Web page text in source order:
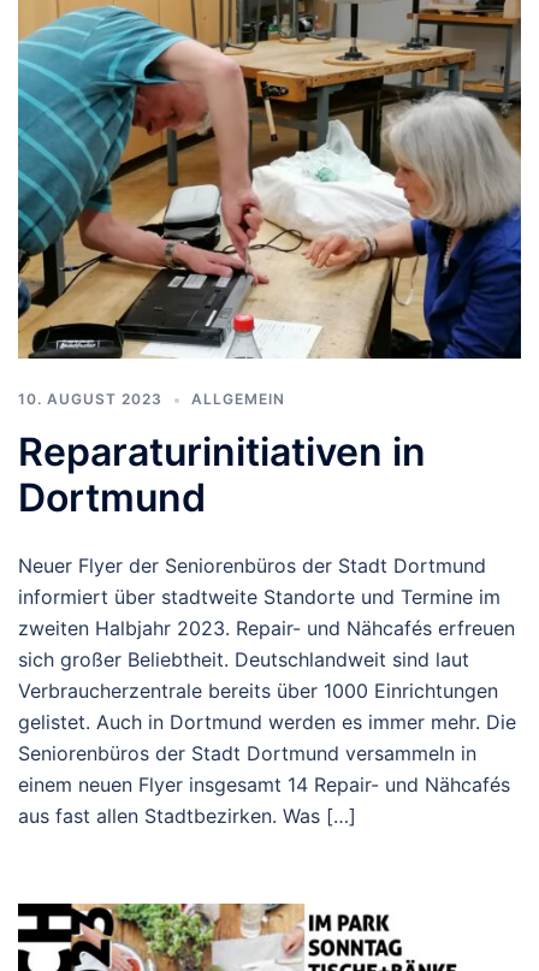
10. AUGUST 2023 ALLGEMEIN
Reparaturinitiativen in
Dortmund
Neuer Flyer der Seniorenbüros der Stadt Dortmund
informiert über stadtweite Standorte und Termine im
zweiten Halbjahr 2023. Repair- und Nähcafés erfreuen
sich großer Beliebtheit. Deutschlandweit sind laut
Verbraucherzentrale bereits über 1000 Einrichtungen
gelistet. Auch in Dortmund werden es immer mehr. Die
Seniorenbüros der Stadt Dortmund versammeln in
einem neuen Flyer insgesamt 14 Repair- und Nähcafés
aus fast allen Stadtbezirken. Was […]